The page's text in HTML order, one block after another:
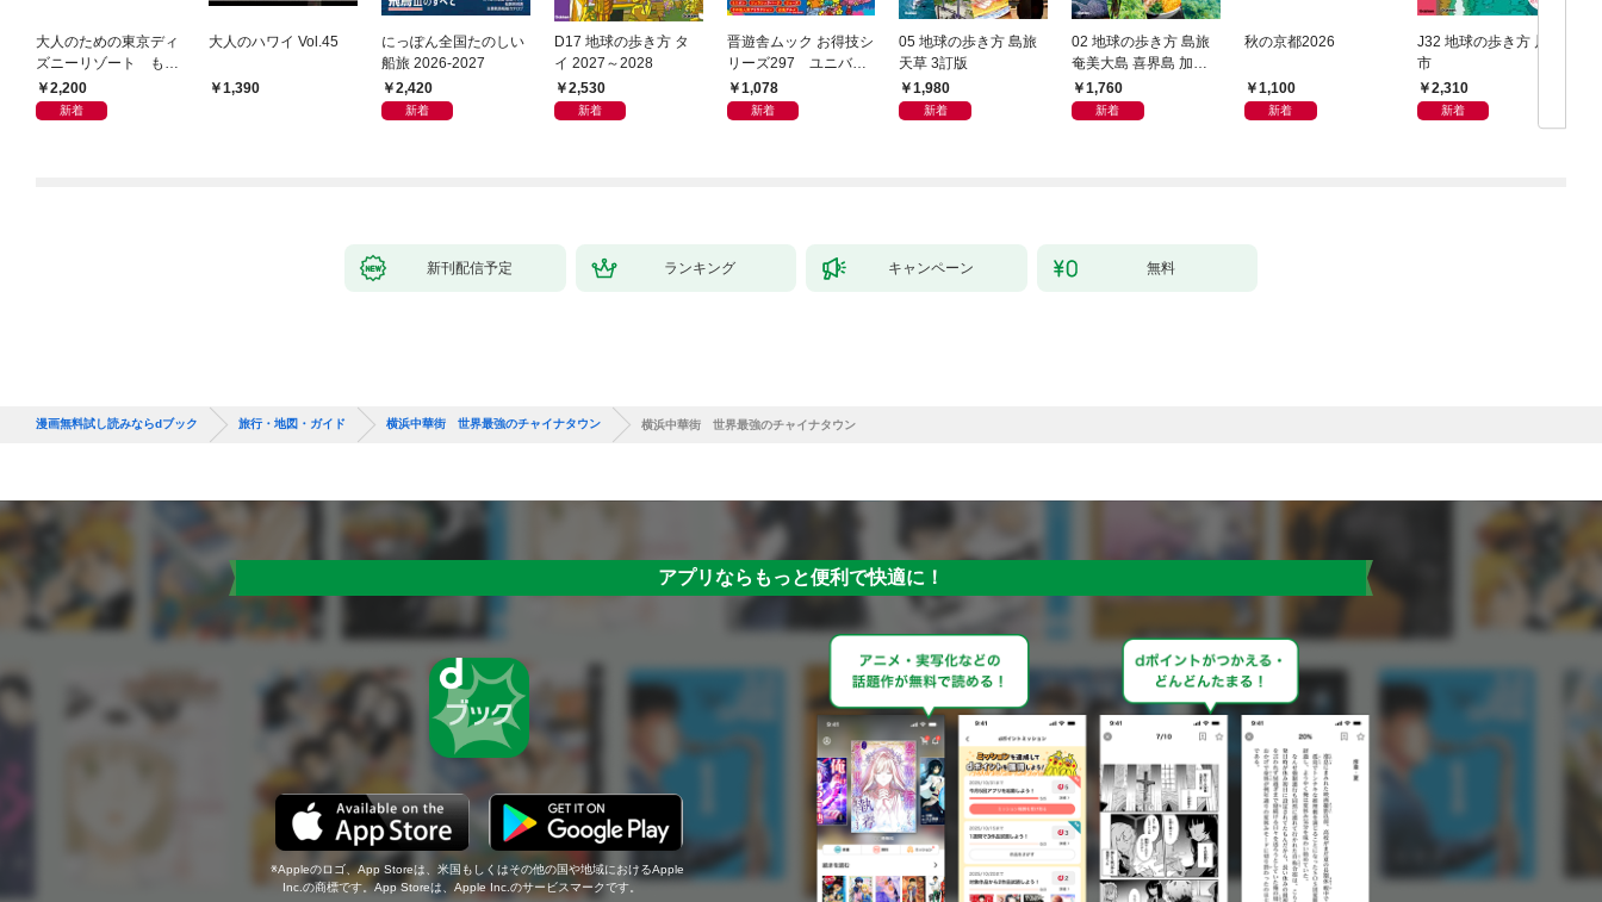
大人のための東京ディ
ズニーリゾート もっ
とやさしいガイド
2,200
新着
大人のハワイ Vol.45
1,390
にっぽん全国たのしい
船旅 2026-2027
2,420
新着
D17 地球の歩き方 タ
イ 2027～2028
2,530
新着
晋遊舎ムック お得技シ
リーズ297 ユニバー
サル・スタジオ・ジャ
パンお得技ベストセレ
1,078
新着
05 地球の歩き方 島旅
天草 3訂版
1,980
新着
02 地球の歩き方 島旅
奄美大島 喜界島 加計
呂麻島(奄美群島1) 5訂
版
1,760
新着
秋の京都2026
1,100
新着
J32 地球の歩き方 川崎
市
2,310
新着
新刊配信予定 ランキング キャンペーン 無料
漫画無料試し読みならdブック 旅行・地図・ガイド 横浜中華街 世界最強のチャイナタウン 横浜中華街 世界最強のチャイナタウン
アプリならもっと便利で快適に！
Appleのロゴ、App Storeは、米国もしくはその他の国や地域におけるApple
Inc.の商標です。App Storeは、Apple Inc.のサービスマークです。